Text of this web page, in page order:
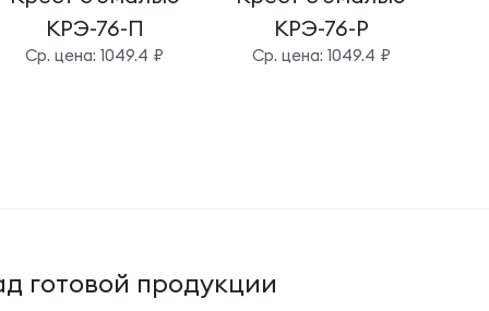
КРЭ-76-П
Cр. цена: 1049.4 ₽
КРЭ-76-Р
Cр. цена: 1049.4 ₽
готовой продукции